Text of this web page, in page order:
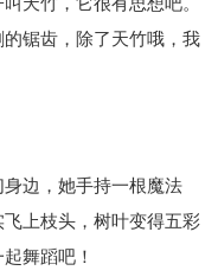
的锯齿，除了天竹哦，我
边，她手持一根魔法
上枝头，树叶变得五彩
舞蹈吧！